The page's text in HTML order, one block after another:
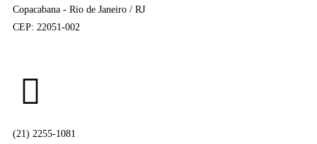
Copacabana - Rio de Janeiro / RJ
CEP: 22051-002
(21) 2255-1081